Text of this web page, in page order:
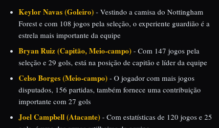
Keylor Navas (Goleiro) - Vestindo a camisa do Nottingham
Forest e com 108 jogos pela seleção, o experiente guardião é a
estrela mais importante da equipe
Bryan Ruiz (Capitão, Meio-campo) - Com 147 jogos pela
seleção e 29 gols, está na posição de capitão e líder da equipe
Celso Borges (Meio-campo) - O jogador com mais jogos
disputados, 156 partidas, também fornece uma contribuição
importante com 27 gols
Joel Campbell (Atacante) - Com estatísticas de 120 jogos e 25